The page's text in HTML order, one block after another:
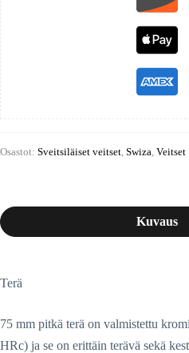
Osastot: Sveitsiläiset veitset Swiza Veitset
Kuvaus
Terä
75 mm pitkä terä on valmistettu
HRc) ja se on erittäin terävä sekä